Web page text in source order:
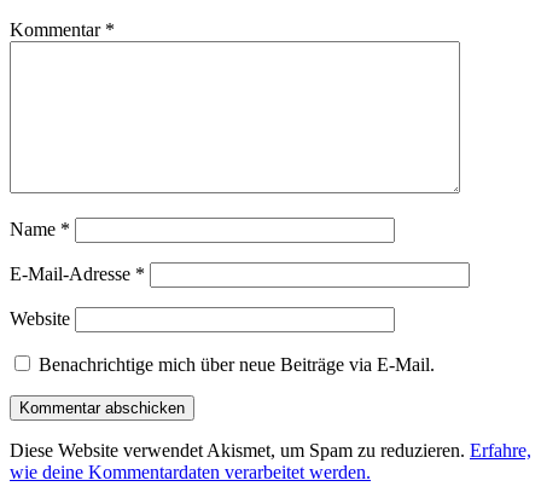
Kommentar *
Name *
E-Mail-Adresse *
Website
Benachrichtige mich über neue Beiträge via E-Mail.
Diese Website verwendet Akismet, um Spam zu reduzieren. Erfahre,
wie deine Kommentardaten verarbeitet werden.